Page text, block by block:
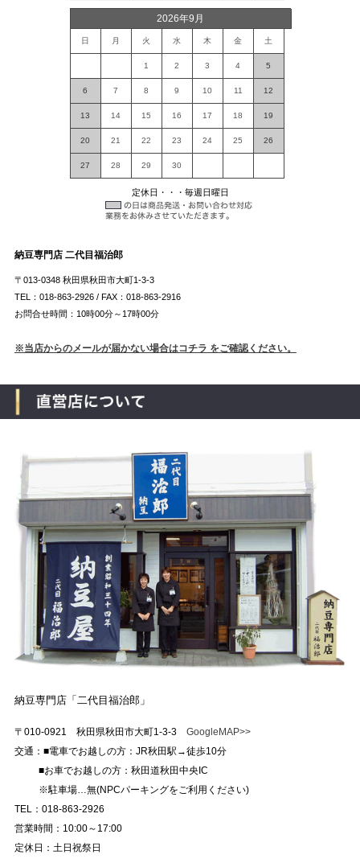
2026年9月
日 月 火 水 木 金 土
1 2 3 4 5
6 7 8 9 10 11 12
13 14 15 16 17 18 19
20 21 22 23 24 25 26
27 28 29 30
定休日・・・毎週日曜日
納豆専門店 二代目福治郎
〒013-0348 秋田県秋田市大町1-3-3
TEL：018-863-2926 / FAX：018-863-2916
お問合せ時間：10時00分～17時00分
※当店からのメールが届かない場合はコチラ をご確認ください。
納豆専門店「二代目福治郎」
〒010-0921 秋田県秋田市大町1-3-3 GoogleMAP>>
交通：■電車でお越しの方：JR秋田駅→徒歩10分
■お車でお越しの方：秋田道秋田中央IC
※駐車場…無(NPCパーキングをご利用ください)
TEL：018-863-2926
営業時間：10:00～17:00
定休日：土日祝祭日